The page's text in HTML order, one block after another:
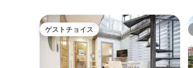
ゲストチョイス
ゲストチョイス